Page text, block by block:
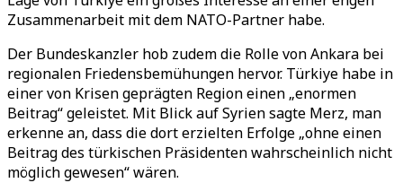
Zusammenarbeit mit dem NATO-Partner habe.
Der Bundeskanzler hob zudem die Rolle von Ankara bei
regionalen Friedensbemühungen hervor. Türkiye habe in
einer von Krisen geprägten Region einen „enormen
Beitrag“ geleistet. Mit Blick auf Syrien sagte Merz, man
erkenne an, dass die dort erzielten Erfolge „ohne einen
Beitrag des türkischen Präsidenten wahrscheinlich nicht
möglich gewesen“ wären.